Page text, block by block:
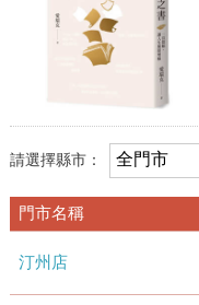
請選擇縣市：
門市名稱
汀州店